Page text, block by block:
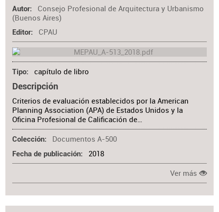
Autor
Consejo Profesional de Arquitectura y Urbanismo
(Buenos Aires)
Editor CPAU
Tipo capítulo de libro
Descripción
Criterios de evaluación establecidos por la American
Planning Association (APA) de Estados Unidos y la
Oficina Profesional de Calificación de…
Colección Documentos A-500
Fecha de publicación 2018
Ver más